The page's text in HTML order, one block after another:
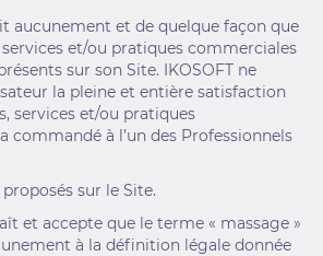
aucunement et de quelque façon que
et/ou pratiques commerciales
sur son Site. IKOSOFT ne
la pleine et entière satisfaction
services et/ou pratiques
commandé à l’un des Professionnels
sur le Site.
et accepte que le terme « massage »
à la définition légale donnée